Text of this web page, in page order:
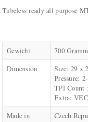
Tubeless ready all purpose
Gewicht
700
Dimension
Size: 29 x
Pressure:
TPI Count
Extra:
Made in
Czech